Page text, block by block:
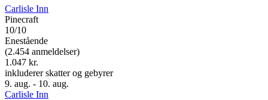
Carlisle Inn
Pinecraft
10/10
Enestående
(2.454 anmeldelser)
1.047 kr.
inkluderer skatter og gebyrer
9. aug. - 10. aug.
Carlisle Inn